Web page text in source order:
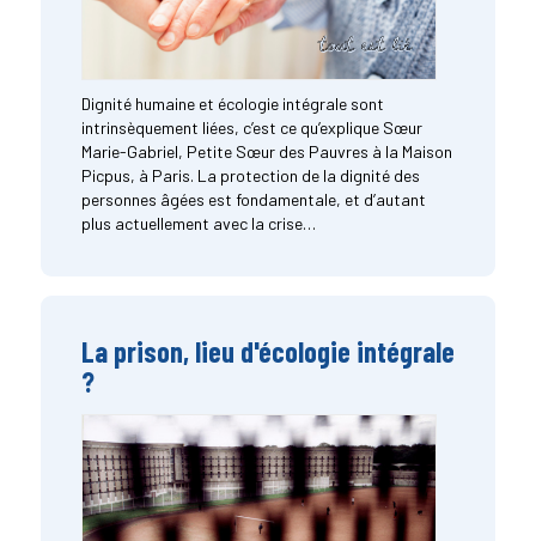
Dignité humaine et écologie intégrale sont
intrinsèquement liées, c’est ce qu’explique Sœur
Marie-Gabriel, Petite Sœur des Pauvres à la Maison
Picpus, à Paris. La protection de la dignité des
personnes âgées est fondamentale, et d’autant
plus actuellement avec la crise…
La prison, lieu d'écologie intégrale
?